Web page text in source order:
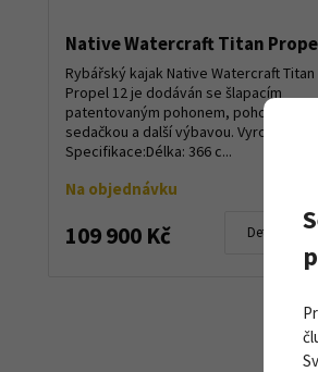
Native Watercraft Titan
Rybářský kajak Native Watercraft Titan
Propel 12 je dodáván se šlapacím
patentovaným pohonem, pohodlnou
sedačkou a další výbavou. Vyrobeno v
Specifikace:Délka: 366 c...
Na objednávku
109 900 Kč Detail